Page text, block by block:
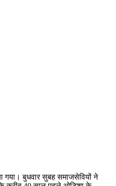
गया। बुधवार सुबह समाजसेवियों ने